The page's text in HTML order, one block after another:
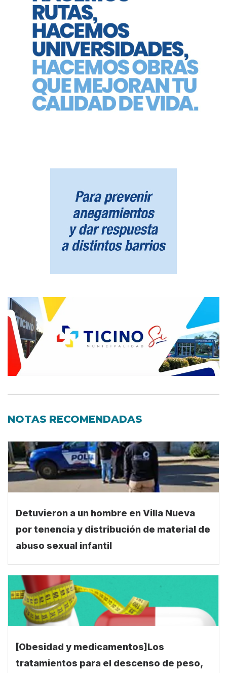
NOTAS RECOMENDADAS
Detuvieron a un hombre en Villa Nueva
por tenencia y distribución de material de
abuso sexual infantil
[Obesidad y medicamentos]Los
tratamientos para el descenso de peso,